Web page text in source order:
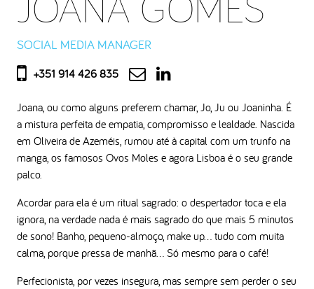
SOCIAL MEDIA MANAGER
+351 914 426 835
Joana, ou como alguns preferem chamar, Jo, Ju ou Joaninha. É
a mistura perfeita de empatia, compromisso e lealdade. Nascida
em Oliveira de Azeméis, rumou até à capital com um trunfo na
manga, os famosos Ovos Moles e agora Lisboa é o seu grande
palco.
Acordar para ela é um ritual sagrado: o despertador toca e ela
ignora, na verdade nada é mais sagrado do que mais 5 minutos
de sono! Banho, pequeno-almoço, make up… tudo com muita
calma, porque pressa de manhã… Só mesmo para o café!
Perfecionista, por vezes insegura, mas sempre sem perder o seu